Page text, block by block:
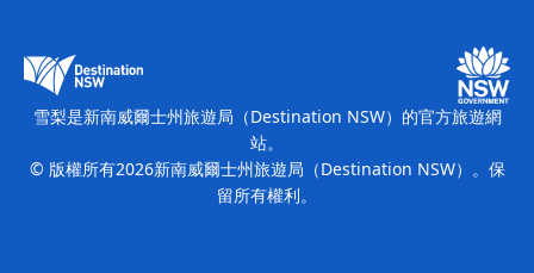
新南威爾士州旅遊局（Destination NSW）媒體中心
繽紛雪梨燈光音樂節
雪梨是新南威爾士州旅遊局（Destination NSW）的官方旅遊網
站。
© 版權所有2026新南威爾士州旅遊局（Destination NSW）。保
留所有權利。